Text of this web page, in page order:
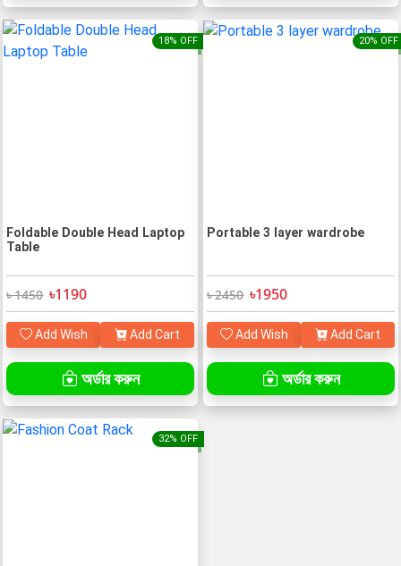
18% OFF
Foldable Double Head Laptop
Table
৳ 1450 ৳1190
Add Wish Add Cart
অর্ডার করুন
20% OFF
Portable 3 layer wardrobe
৳ 2450 ৳1950
Add Wish Add Cart
অর্ডার করুন
32% OFF